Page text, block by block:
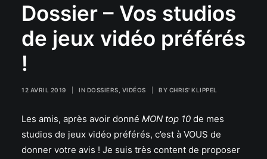
Dossier – Vos studios
de jeux vidéo préférés
!
12 AVRIL 2019 IN DOSSIERS VIDÉOS BY CHRIS' KLIPPEL
Les amis, après avoir donné MON top 10 de mes
studios de jeux vidéo préférés, c’est à VOUS de
donner votre avis ! Je suis très content de proposer